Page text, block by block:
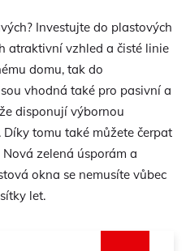
Investujte do plastových
atraktivní vzhled a čisté linie
domu, tak do
vhodná také pro pasivní a
disponují výbornou
tomu také můžete čerpat
zelená úsporám a
okna se nemusíte vůbec
let.